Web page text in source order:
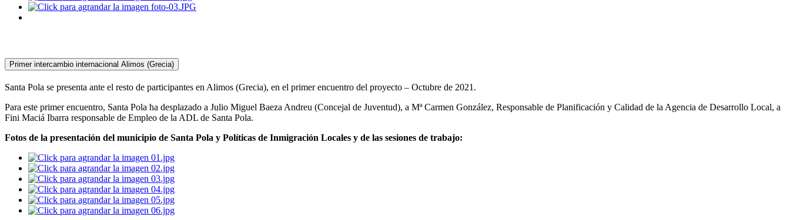
Primer intercambio internacional Alimos (Grecia)
Santa Pola se presenta ante el resto de participantes en Alimos (Grecia), en el primer encuentro del proyecto – Octubre de 2021.
Para este primer encuentro, Santa Pola ha desplazado a Julio Miguel Baeza Andreu (Concejal de Juventud), a Mª Carmen González, Responsable de Planificación y Calidad de la Agencia de Desarrollo Local, a
Fini Maciá Ibarra responsable de Empleo de la ADL de Santa Pola.
Fotos de la presentación del municipio de Santa Pola y Políticas de Inmigración Locales y de las sesiones de trabajo: